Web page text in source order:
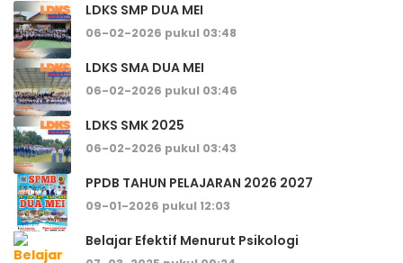
LDKS SMP DUA MEI
06-02-2026 pukul 03:48
LDKS SMA DUA MEI
06-02-2026 pukul 03:46
LDKS SMK 2025
06-02-2026 pukul 03:43
PPDB TAHUN PELAJARAN 2026 2027
09-01-2026 pukul 12:03
Belajar Efektif Menurut Psikologi